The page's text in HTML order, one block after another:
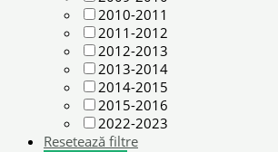
2010-2011
2011-2012
2012-2013
2013-2014
2014-2015
2015-2016
2022-2023
Resetează filtre